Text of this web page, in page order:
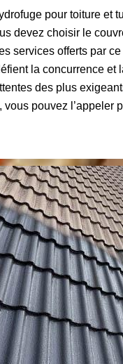
pour toiture et
devez choisir le
services offerts par
la concurrence et
des plus
pouvez l’appeler